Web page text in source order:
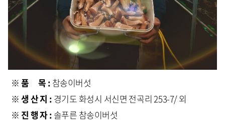
※ 품 목 : 참송이버섯
※ 생 산 지 : 경기도 화성시 서신면 전곡리 253-7/ 외
※ 진 행 자 : 솔푸른 참송이버섯